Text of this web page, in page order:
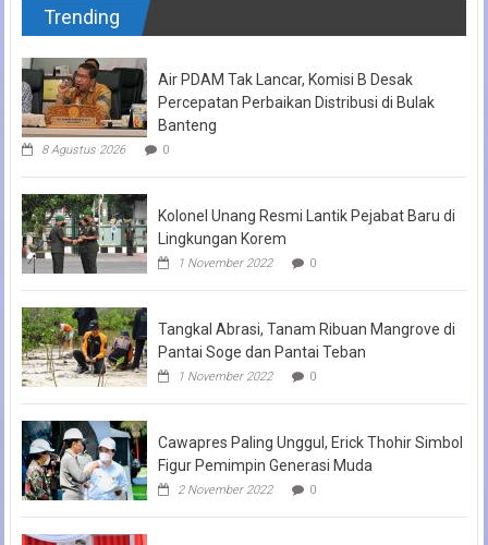
Trending
Air PDAM Tak Lancar, Komisi B Desak
Percepatan Perbaikan Distribusi di Bulak
Banteng
8 Agustus 2026 0
Kolonel Unang Resmi Lantik Pejabat Baru di
Lingkungan Korem
1 November 2022 0
Tangkal Abrasi, Tanam Ribuan Mangrove di
Pantai Soge dan Pantai Teban
1 November 2022 0
Cawapres Paling Unggul, Erick Thohir Simbol
Figur Pemimpin Generasi Muda
2 November 2022 0